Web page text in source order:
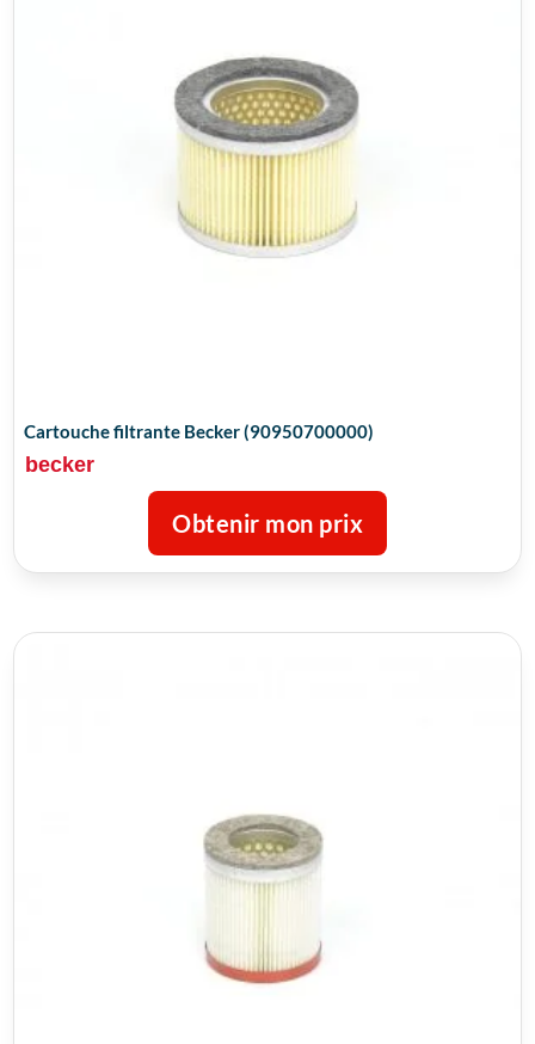
Cartouche filtrante Becker (90950700000)
becker
Obtenir mon prix